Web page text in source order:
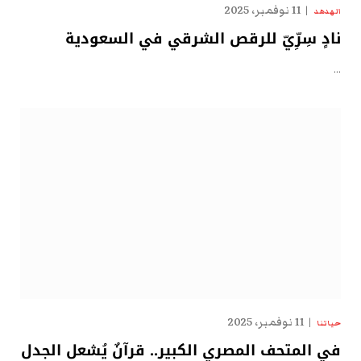
الهدهد 11 نوفمبر، 2025
نادٍ سِرِّيّ للرقص الشرقي في السعودية
…
حياتنا 11 نوفمبر، 2025
في المتحف المصري الكبير.. قرآنٌ يُشعل الجدل